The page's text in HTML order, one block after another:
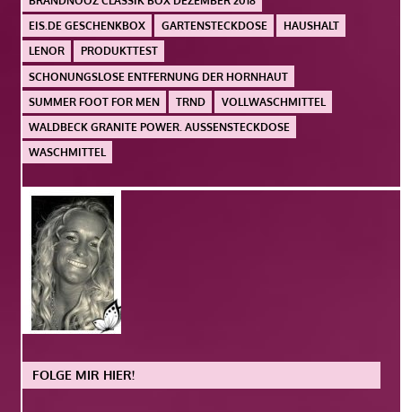
EIS.DE GESCHENKBOX
GARTENSTECKDOSE
HAUSHALT
LENOR
PRODUKTTEST
SCHONUNGSLOSE ENTFERNUNG DER HORNHAUT
SUMMER FOOT FOR MEN
TRND
VOLLWASCHMITTEL
WALDBECK GRANITE POWER. AUSSENSTECKDOSE
WASCHMITTEL
FOLGE MIR HIER!